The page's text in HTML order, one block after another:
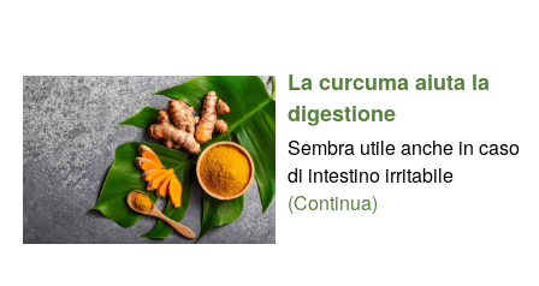
La curcuma aiuta la
digestione
Sembra utile anche in caso
di intestino irritabile
(Continua)